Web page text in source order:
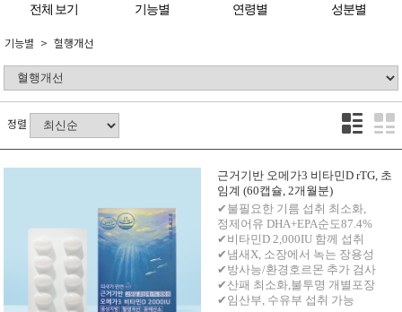
전체 보기 기능별 연령별 성분별
기능별 혈행개선
정렬
근거기반 오메가3 비타민D rTG, 초
임계 (60캡슐, 2개월분)
✔불필요한 기름 섭취 최소화,
정제어유 DHA+EPA순도87.4%
✔비타민D 2,000IU 함께 섭취
✔냄새X, 소장에서 녹는 장용성
✔방사능/환경호르몬 추가 검사
✔산패 최소화,불투명 개별포장
✔임산부, 수유부 섭취 가능